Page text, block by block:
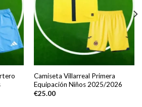
Camiseta Villarreal Primera
Equipación Niños 2025/2026
€25.00